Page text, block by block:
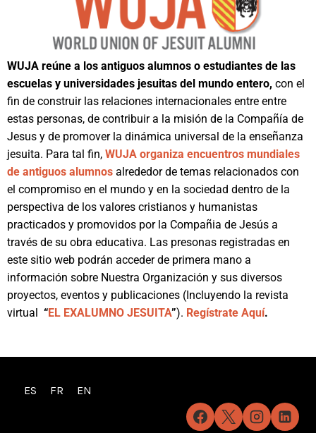
WUJA reúne a los antiguos alumnos o estudiantes de las
escuelas y universidades jesuitas del mundo entero, con el
fin de construir las relaciones internacionales entre entre
estas personas, de contribuir a la misión de la Compañía de
Jesus y de promover la dinámica universal de la enseñanza
jesuita. Para tal fin, WUJA organiza encuentros mundiales
de antiguos alumnos alrededor de temas relacionados con
el compromiso en el mundo y en la sociedad dentro de la
perspectiva de los valores cristianos y humanistas
practicados y promovidos por la Compañia de Jesús a
través de su obra educativa. Las presonas registradas en
este sitio web podrán acceder de primera mano a
información sobre Nuestra Organización y sus diversos
proyectos, eventos y publicaciones (Incluyendo la revista
virtual “EL EXALUMNO JESUITA”). Regístrate Aquí.
ES FR EN